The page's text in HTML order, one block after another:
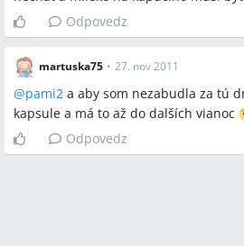
Odpovedz
martuska75 • 27. nov 2011
@pami2 a aby som nezabudla za tú
kapsule a má to až do dalších vianoc
Odpovedz